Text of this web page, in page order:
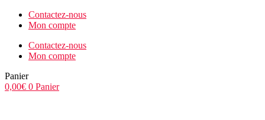
Contactez-nous
Mon compte
Contactez-nous
Mon compte
Panier
0,00€ 0 Panier